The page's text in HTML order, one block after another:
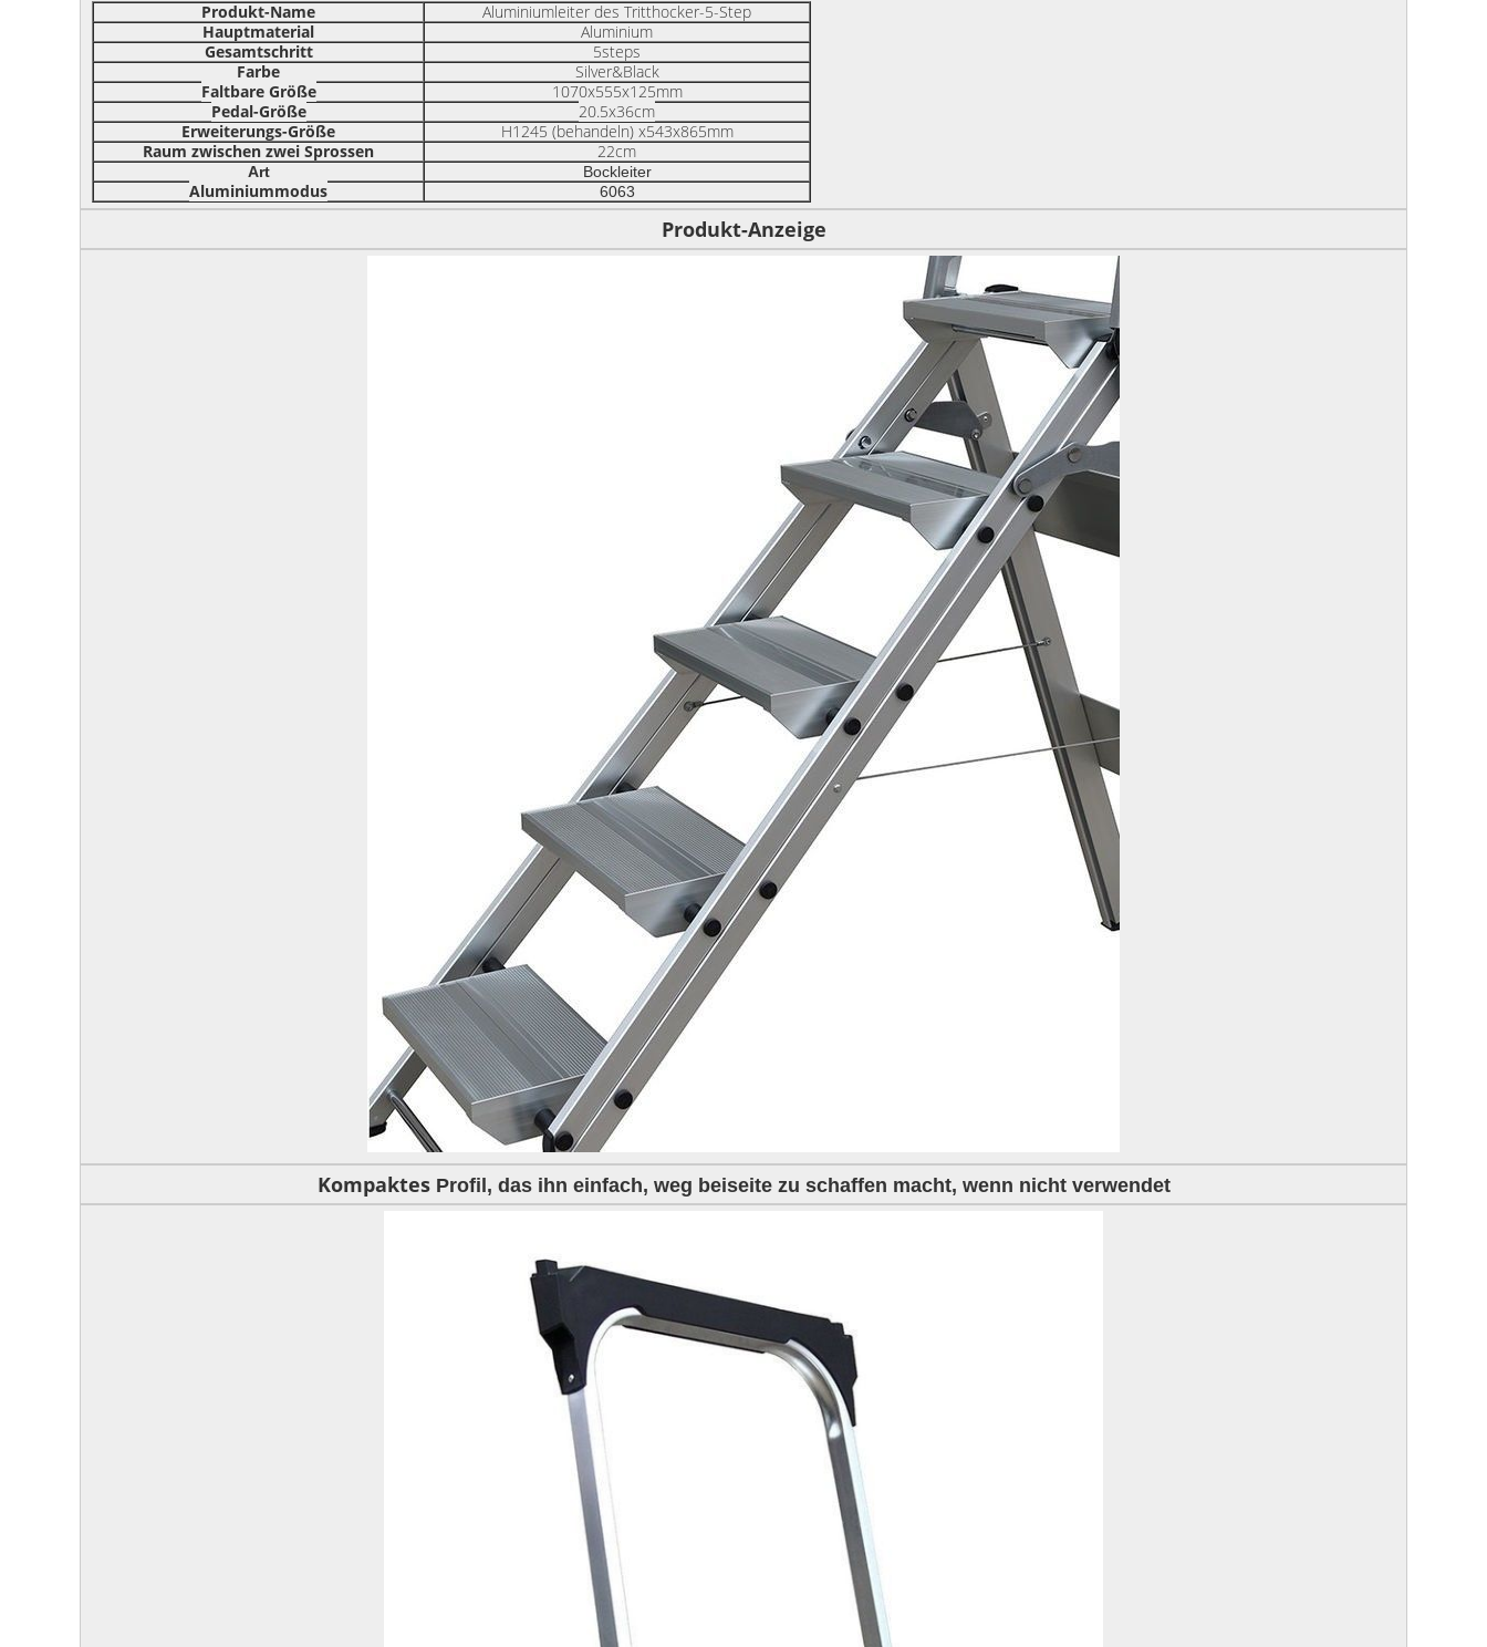
Produkt-Name
Aluminiumleiter des Tritthocker-5-Step
Hauptmaterial
Aluminium
Gesamtschritt
5steps
Farbe
Silver&Black
Faltbare Größe
1070x555x125mm
Pedal-Größe
20.5x36cm
Erweiterungs-Größe
H1245 (behandeln) x543x865mm
Raum zwischen zwei Sprossen
22cm
Art Bockleiter
Aluminiummodus 6063
Produkt-Anzeige
Kompaktes Profil, das ihn einfach, weg beiseite zu schaffen macht, wenn nicht verwendet